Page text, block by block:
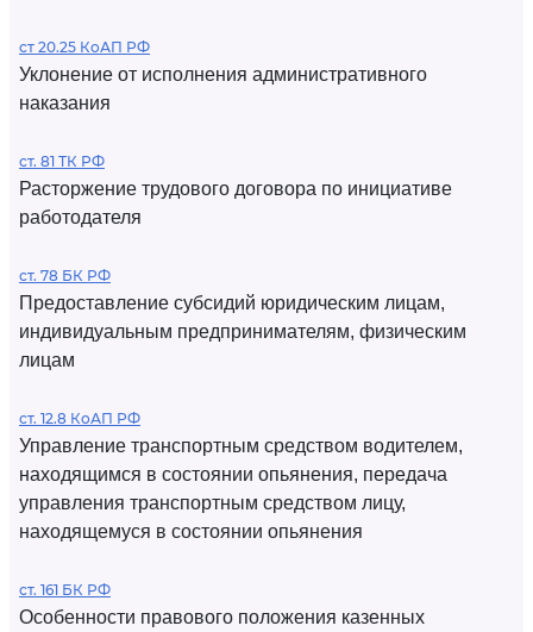
ст 20.25 КоАП РФ
Уклонение от исполнения административного
наказания
ст. 81 ТК РФ
Расторжение трудового договора по инициативе
работодателя
ст. 78 БК РФ
Предоставление субсидий юридическим лицам,
индивидуальным предпринимателям, физическим
лицам
ст. 12.8 КоАП РФ
Управление транспортным средством водителем,
находящимся в состоянии опьянения, передача
управления транспортным средством лицу,
находящемуся в состоянии опьянения
ст. 161 БК РФ
Особенности правового положения казенных